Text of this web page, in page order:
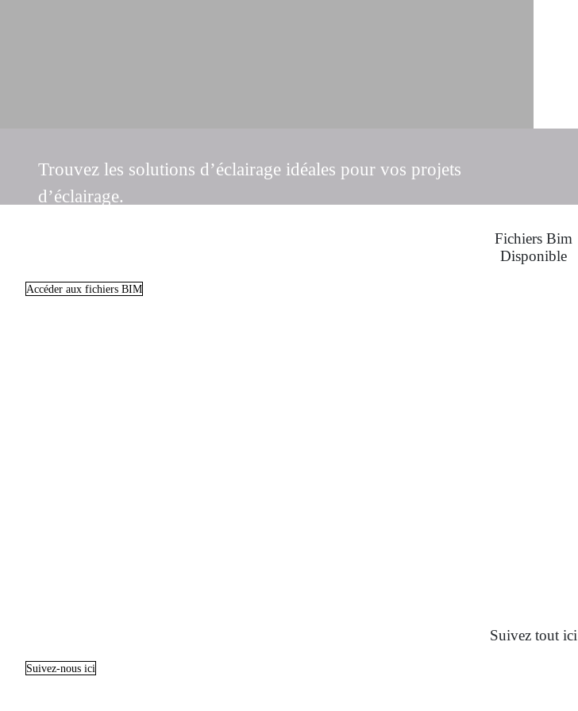
Trouvez les solutions d’éclairage idéales pour vos projets
d’éclairage.
Fichiers Bim
Disponible
Accéder aux fichiers BIM
Suivez tout ici
Suivez-nous ici